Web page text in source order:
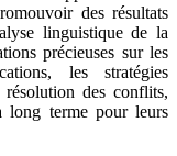
des résultats
linguistique de la
précieuses sur les
les stratégies
des conflits,
long terme pour leurs